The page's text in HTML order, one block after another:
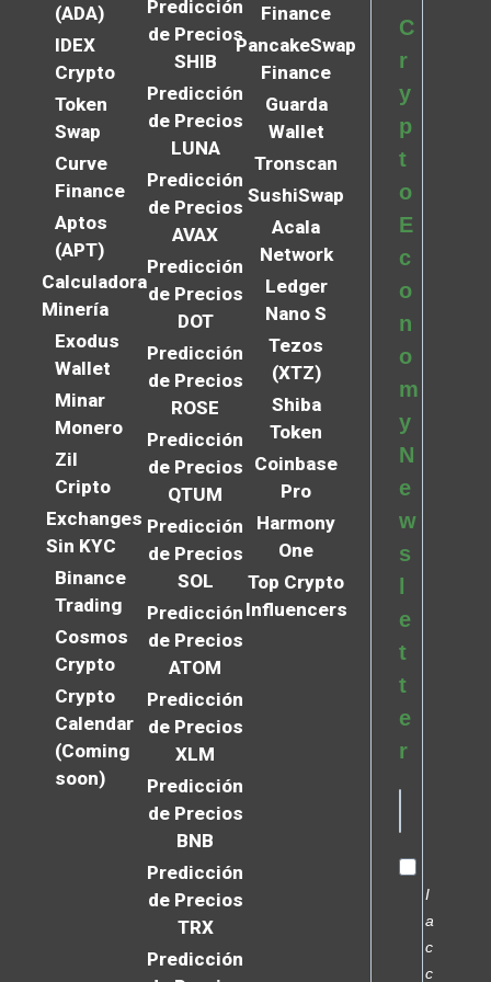
(ADA)
IDEX
Crypto
Token
Swap
Curve
Finance
Aptos
(APT)
Calculadora
Minería
Exodus
Wallet
Minar
Monero
Zil
Cripto
Exchanges
Sin KYC
Binance
Trading
Cosmos
Crypto
Crypto
Calendar
(Coming
soon)
Predicción
de Precios
SHIB
Predicción
de Precios
LUNA
Predicción
de Precios
AVAX
Predicción
de Precios
DOT
Predicción
de Precios
ROSE
Predicción
de Precios
QTUM
Predicción
de Precios
SOL
Predicción
de Precios
ATOM
Predicción
de Precios
XLM
Predicción
de Precios
BNB
Predicción
de Precios
TRX
Predicción
Finance
PancakeSwap
Finance
Guarda
Wallet
Tronscan
SushiSwap
Acala
Network
Ledger
Nano S
Tezos
(XTZ)
Shiba
Token
Coinbase
Pro
Harmony
One
Top Crypto
Influencers
C
r
y
p
t
o
E
c
o
n
o
m
y
N
e
w
s
e
t
t
e
r
I
a
c
c